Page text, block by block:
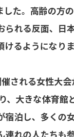
した。高齢の方
れる反面、日
るようになりま
される女性大
、大きな体育
宿泊し、多くの